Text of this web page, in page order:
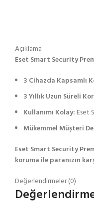
Açıklama
Eset Smart Security
3 Cihazda Kapsamlı
3 Yıllık Uzun Süreli
Kullanımı Kolay: Eset
Mükemmel Müşteri
Eset Smart Security
koruma ile paranızın
Değerlendirmeler (0)